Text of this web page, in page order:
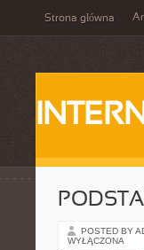
Strona główna
POSTED BY
WYŁĄCZONA